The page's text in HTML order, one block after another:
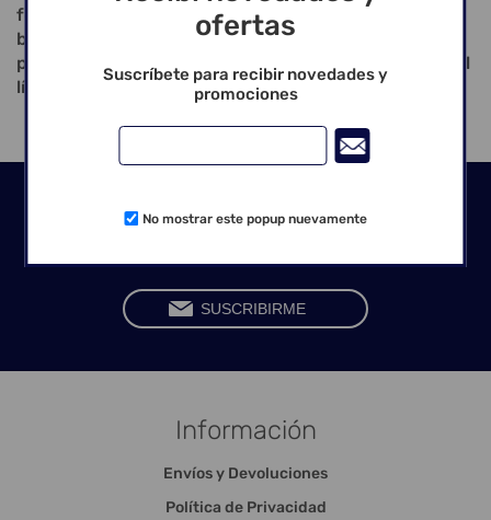
forma de chip. CERA CERVICAL, roja - cera muy
blanda - cera libre de tensiones y suavemente fluida
para bordes de corona justos - adaptación muy fina al
límite cervical posible
Información
Envíos y Devoluciones
Política de Privacidad
ofertas
Suscríbete para recibir novedades y
promociones
No mostrar este popup nuevamente